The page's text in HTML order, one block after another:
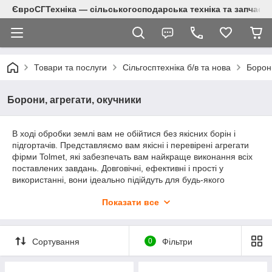
ЄвроСГТехніка — сільськогосподарська техніка та
Товари та послуги Сільгосптехніка б/в та нова
Борони, агрегати, окучники
В ході обробки землі вам не обійтися без якісних борін і
підгортачів. Представляємо вам якісні і перевірені агрегати
фірми Tolmet, які забезпечать вам найкраще виконання всіх
поставлених завдань. Довговічні, ефективні і прості у
використанні, вони ідеально підійдуть для будь-якого
європейської якості та низьких і демократичних цін! Ви
потрібний вам агрегат.
Першокласні борони
Показати все
Сортування 0 Фільтри